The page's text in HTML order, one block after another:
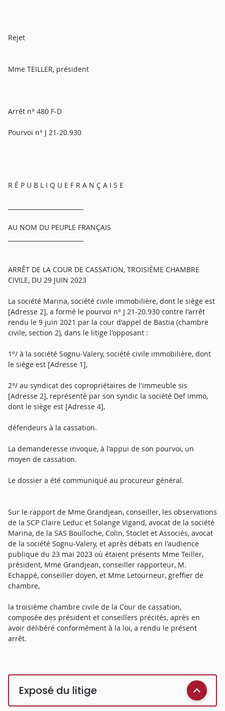
Rejet
Mme TEILLER, président
Arrêt n° 480 F-D
Pourvoi n° J 21-20.930
R É P U B L I Q U E F R A N Ç A I S E
AU NOM DU PEUPLE FRANÇAIS
ARRÊT DE LA COUR DE CASSATION, TROISIÈME CHAMBRE
CIVILE, DU 29 JUIN 2023
La société Marina, société civile immobilière, dont le siège est
[Adresse 2], a formé le pourvoi n° J 21-20.930 contre l'arrêt
rendu le 9 juin 2021 par la cour d'appel de Bastia (chambre
civile, section 2), dans le litige l'opposant :
1°/ à la société Sognu-Valery, société civile immobilière, dont
le siège est [Adresse 1],
2°/ au syndicat des copropriétaires de l'immeuble sis
[Adresse 2], représenté par son syndic la société Def immo,
dont le siège est [Adresse 4],
défendeurs à la cassation.
La demanderesse invoque, à l'appui de son pourvoi, un
moyen de cassation.
Le dossier a été communiqué au procureur général.
Sur le rapport de Mme Grandjean, conseiller, les observations
de la SCP Claire Leduc et Solange Vigand, avocat de la société
Marina, de la SAS Boulloche, Colin, Stoclet et Associés, avocat
de la société Sognu-Valery, et après débats en l'audience
publique du 23 mai 2023 où étaient présents Mme Teiller,
président, Mme Grandjean, conseiller rapporteur, M.
Echappé, conseiller doyen, et Mme Letourneur, greffier de
chambre,
la troisième chambre civile de la Cour de cassation,
composée des président et conseillers précités, après en
avoir délibéré conformément à la loi, a rendu le présent
arrêt.
Exposé du litige